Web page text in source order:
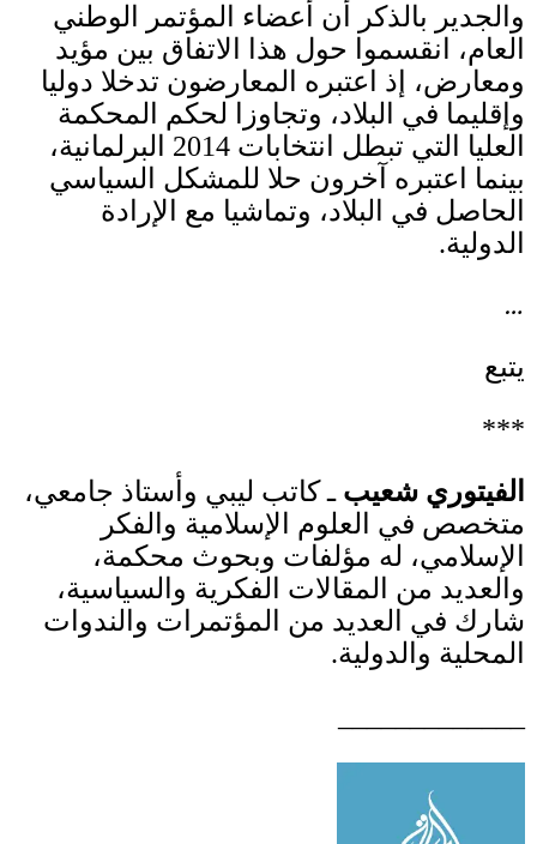
والجدير بالذكر أن أعضاء المؤتمر الوطني
العام، انقسموا حول هذا الاتفاق بين مؤيد
ومعارض، إذ اعتبره المعارضون تدخلا دوليا
وإقليما في البلاد، وتجاوزا لحكم المحكمة
العليا التي تبطل انتخابات 2014
البرلمانية،
بينما اعتبره آخرون حلا للمشكل السياسي
الحاصل في البلاد، وتماشيا مع الإرادة
الدولية.
…
يتبع
***
الفيتوري شعيب ـ كاتب ليبي وأستاذ جامعي،
متخصص في العلوم الإسلامية والفكر
الإسلامي، له مؤلفات وبحوث محكمة،
والعديد من المقالات الفكرية والسياسية،
شارك في العديد من المؤتمرات والندوات
المحلية والدولية.